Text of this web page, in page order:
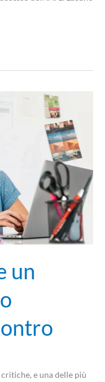
un
e una delle più